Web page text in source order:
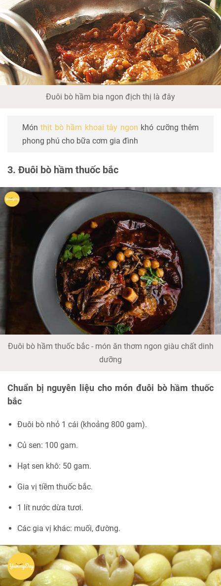
Đuôi bò hầm bia ngon địch thị là đây
Mónthịt bò hầm khoai tây ngon khó cưỡng thêm
phong phú cho bữa cơm gia đình
3. Đuôi bò hầm thuốc bắc
Đuôi bò hầm thuốc bắc - món ăn thơm ngon giàu chất dinh
dưỡng
Chuẩn bị nguyên liệu cho món đuôi bò hầm thuốc
bắc
Đuôi bò nhỏ 1 cái (khoảng 800 gam).
Củ sen: 100 gam.
Hạt sen khô: 50 gam.
Gia vị tiềm thuốc bắc.
1 lít nước dừa tươi.
Các gia vị khác: muối, đường.